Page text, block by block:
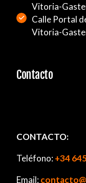
Vitoria-
Calle Portal
Vitoria-
Contacto
CONTACTO:
Teléfono:+34
Email: